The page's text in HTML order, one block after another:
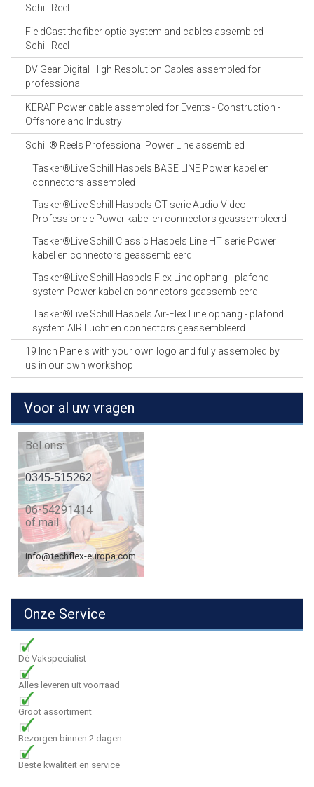
Schill Reel
FieldCast the fiber optic system and cables assembled
Schill Reel
DVIGear Digital High Resolution Cables assembled for
professional
KERAF Power cable assembled for Events - Construction -
Offshore and Industry
Schill® Reels Professional Power Line assembled
Tasker®Live Schill Haspels BASE LINE Power kabel en
connectors assembled
Tasker®Live Schill Haspels GT serie Audio Video
Professionele Power kabel en connectors geassembleerd
Tasker®Live Schill Classic Haspels Line HT serie Power
kabel en connectors geassembleerd
Tasker®Live Schill Haspels Flex Line ophang - plafond
system Power kabel en connectors geassembleerd
Tasker®Live Schill Haspels Air-Flex Line ophang - plafond
system AIR Lucht en connectors geassembleerd
19 Inch Panels with your own logo and fully assembled by
us in our own workshop
Voor al uw vragen
Bel ons:
0345-515262
06-54291414
of mail:
info@techflex-europa.com
Onze Service
Dè Vakspecialist
Alles leveren uit voorraad
Groot assortiment
Bezorgen binnen 2 dagen
Beste kwaliteit en service